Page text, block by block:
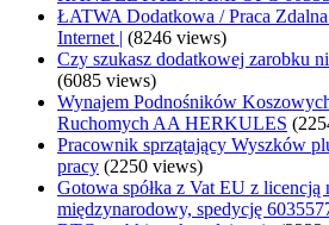
ŁATWA Dodatkowa / Praca
Internet | (8246 views)
Czy szukasz dodatkowej zarobku
(6085 views)
Wynajem Podnośników
Ruchomych AA HERKULES
Pracownik sprzątający Wyszków
pracy (2250 views)
Gotowa spółka z Vat EU z licencją
międzynarodowy, spedycję